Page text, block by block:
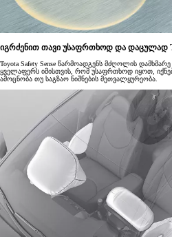
იგრძენით თავი უსაფრთხოდ და დაცულად
Toyota Safety Sense წარმოადგენს მძღოლის
ყველაფერს იმისთვის, რომ უსაფრთხოდ იყოთ,
ამოცნობა თუ საგზაო ნიშნების მეთვალყურეობა.